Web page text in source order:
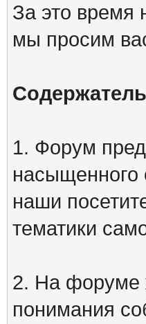
За это время
мы просим
1. Форум
наши
тематики
2. На форуме
понимания